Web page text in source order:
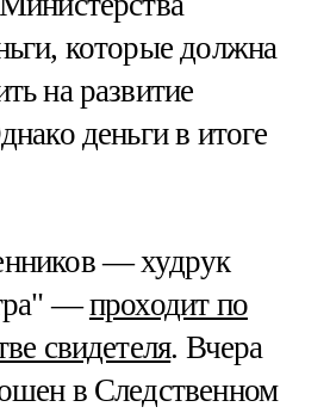
которые должна
на развитие
деньги в итоге
— худрук
—проходит по
свидетеля. Вчера
в Следственном